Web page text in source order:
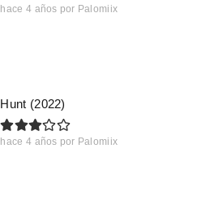
hace 4 años por Palomiix
Hunt (2022)
hace 4 años por Palomiix